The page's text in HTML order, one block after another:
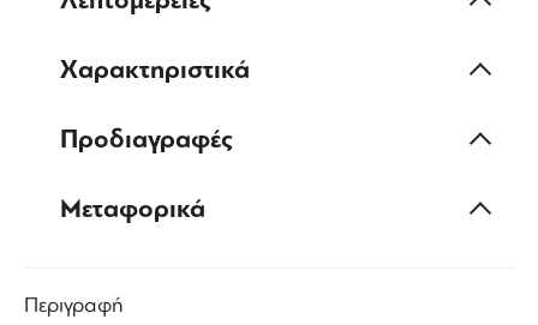
Χαρακτηριστικά
Προδιαγραφές
Μεταφορικά
Περιγραφή